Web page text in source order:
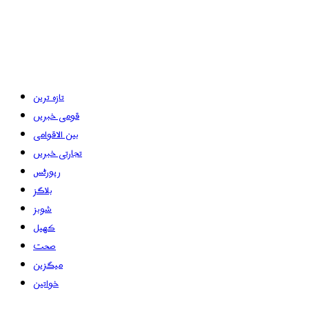
تازہ ترین
قومی خبریں
بین الاقوامی
تجارتی خبریں
رپورٹس
بلاگز
شوبز
کھیل
صحت
میگزین
خواتین